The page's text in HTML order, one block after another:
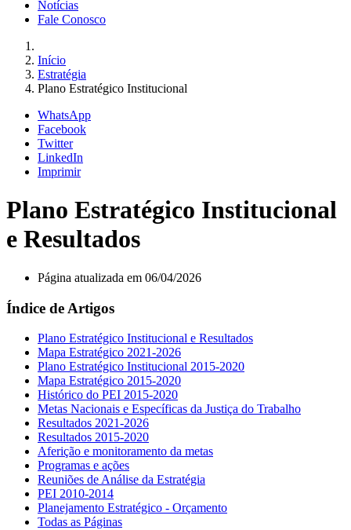
Notícias
Fale Conosco
Início
Estratégia
Plano Estratégico Institucional
WhatsApp
Facebook
Twitter
LinkedIn
Imprimir
Plano Estratégico Institucional
e Resultados
Página atualizada em 06/04/2026
Índice de Artigos
Plano Estratégico Institucional e Resultados
Mapa Estratégico 2021-2026
Plano Estratégico Institucional 2015-2020
Mapa Estratégico 2015-2020
Histórico do PEI 2015-2020
Metas Nacionais e Específicas da Justiça do Trabalho
Resultados 2021-2026
Resultados 2015-2020
Aferição e monitoramento da metas
Programas e ações
Reuniões de Análise da Estratégia
PEI 2010-2014
Planejamento Estratégico - Orçamento
Todas as Páginas